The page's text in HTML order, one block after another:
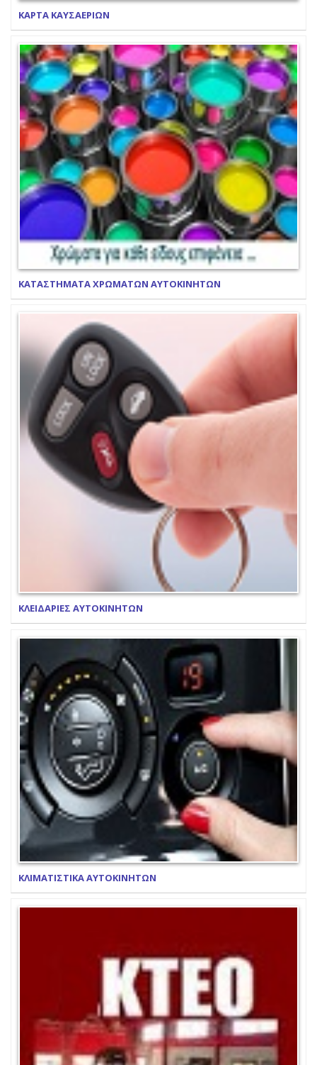
ΚΑΡΤΑ ΚΑΥΣΑΕΡΙΩΝ
ΚΑΤΑΣΤΗΜΑΤΑ ΧΡΩΜΑΤΩΝ ΑΥΤΟΚΙΝΗΤΩΝ
ΚΛΕΙΔΑΡΙΕΣ ΑΥΤΟΚΙΝΗΤΩΝ
ΚΛΙΜΑΤΙΣΤΙΚΑ ΑΥΤΟΚΙΝΗΤΩΝ